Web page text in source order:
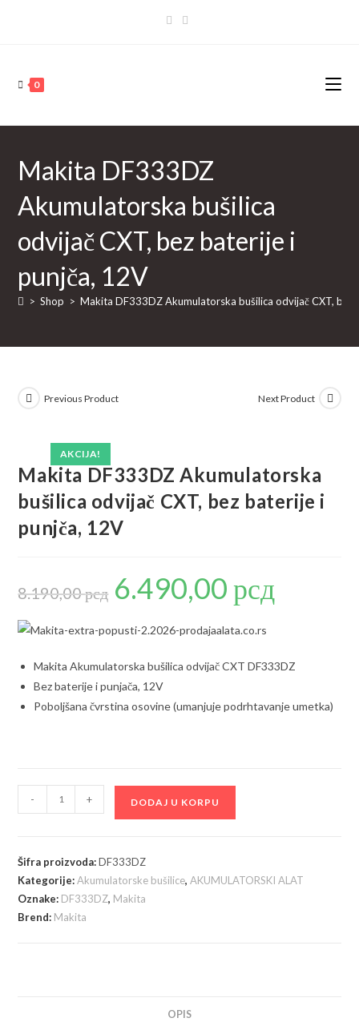
0
Makita DF333DZ
Akumulatorska bušilica
odvijač CXT, bez baterije i
punjča, 12V
> Shop > Makita DF333DZ Akumulatorska bušilica odvijač CXT, bez
AKCIJA!
Previous Product Next Product
Makita DF333DZ Akumulatorska
bušilica odvijač CXT, bez baterije i
punjča, 12V
8.190,00рсд
Originalna
cena
je
6.490,00рсдje:
Makita Akumulatorska bušilica odvijač CXT DF333DZ
Bez baterije i punjača, 12V
Poboljšana čvrstina osovine (umanjuje podrhtavanje umetka)
DF333DZ
bušilica
odvijač
CXT,
bez
- + DODAJ U KORPU
Šifra proizvoda:DF333DZ
Kategorije:Akumulatorske bušilice,AKUMULATORSKI ALAT
Oznake: DF333DZ, Makita
Brend: Makita
OPIS